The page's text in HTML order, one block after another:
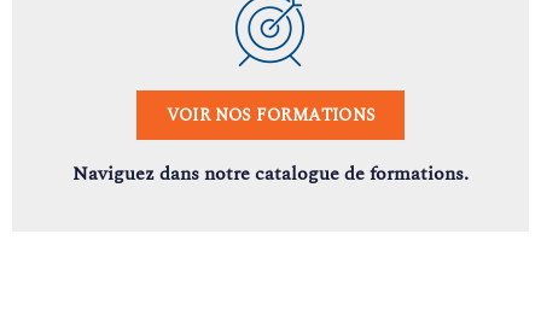
VOIR NOS FORMATIONS
Naviguez dans notre catalogue de formations.